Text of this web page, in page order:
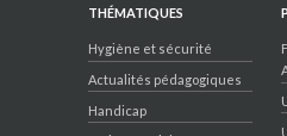
THÉMATIQUES
Hygiène et sécurité
Actualités pédagogiques
Handicap